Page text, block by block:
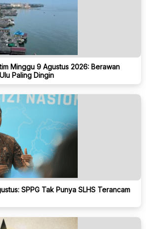
Minggu 9 Agustus 2026: Berawan
Paling Dingin
SPPG Tak Punya SLHS Terancam